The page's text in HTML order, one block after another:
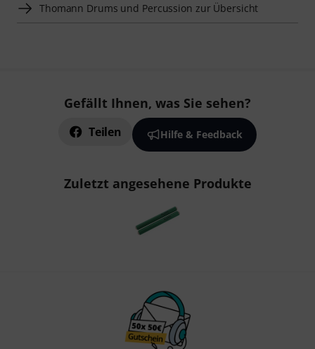
Thomann Drums und Percussion zur Übersicht
Gefällt Ihnen, was Sie sehen?
Teilen Hilfe & Feedback
Zuletzt angesehene Produkte